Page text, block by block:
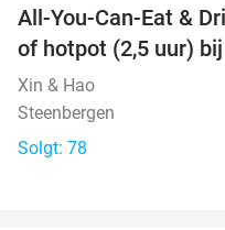
DAG
All-You-Can-Eat &
of hotpot (2,5 uur)
Xin & Hao
Steenbergen
Solgt: 78